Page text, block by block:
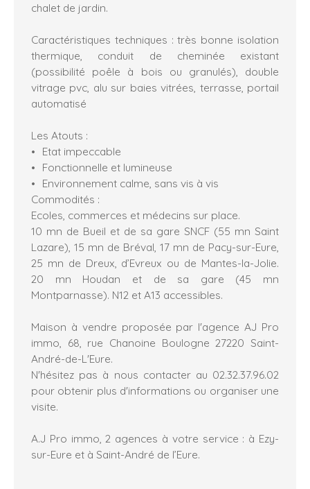
chalet de jardin.
Caractéristiques techniques : très bonne isolation
thermique, conduit de cheminée existant
(possibilité poêle à bois ou granulés), double
vitrage pvc, alu sur baies vitrées, terrasse, portail
automatisé
Les Atouts :
Etat impeccable
Fonctionnelle et lumineuse
Environnement calme, sans vis à vis
Commodités :
Ecoles, commerces et médecins sur place.
10 mn de Bueil et de sa gare SNCF (55 mn Saint
Lazare), 15 mn de Bréval, 17 mn de Pacy-sur-Eure,
25 mn de Dreux, d’Evreux ou de Mantes-la-Jolie.
20 mn Houdan et de sa gare (45 mn
Montparnasse). N12 et A13 accessibles.
Maison à vendre proposée par l'agence AJ Pro
immo, 68, rue Chanoine Boulogne 27220 Saint-
André-de-L'Eure.
N'hésitez pas à nous contacter au 02.32.37.96.02
pour obtenir plus d'informations ou organiser une
visite.
A.J Pro immo, 2 agences à votre service : à Ezy-
sur-Eure et à Saint-André de l’Eure.